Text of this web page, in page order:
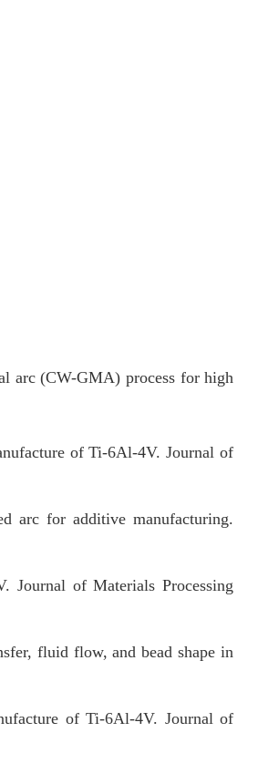
arc (CW-GMA) process for high
of Ti-6Al-4V. Journal of
arc for additive manufacturing.
of Materials Processing
fluid flow, and bead shape in
of Ti-6Al-4V. Journal of